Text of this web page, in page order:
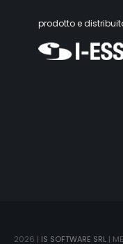
prodotto e
2026 | IS SOFTWARE SRL |